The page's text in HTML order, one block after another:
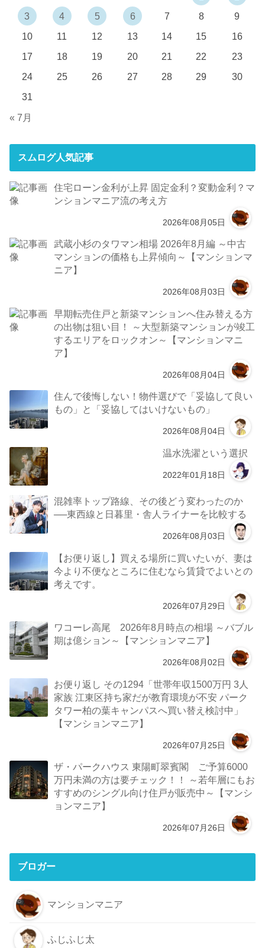
3
4 5 6 7 8
9
10
11 12 13 14 15
16
17
18 19 20 21 22
23
24
25 26 27 28 29
30
31
« 7月
スムログ人気記事
住宅ローン金利が上昇 固定金利？変動金利？マ
ンションマニア流の考え方
2026年08月05日
武蔵小杉のタワマン相場 2026年8月編 ～中古
マンションの価格も上昇傾向～【マンションマ
ニア】
2026年08月03日
早期転売住戸と新築マンションへ住み替える方
の出物は狙い目！ ～大型新築マンションが竣工
するエリアをロックオン～【マンションマニ
ア】
2026年08月04日
住んで後悔しない！物件選びで「妥協して良い
もの」と「妥協してはいけないもの」
2026年08月04日
温水洗濯という選択
2022年01月18日
混雑率トップ路線、その後どう変わったのか
──東西線と日暮里・舎人ライナーを比較する
2026年08月03日
【お便り返し】買える場所に買いたいが、妻は
今より不便なところに住むなら賃貸でよいとの
考えです。
2026年07月29日
ワコーレ高尾 2026年8月時点の相場 ～バブル
期は億ション～【マンションマニア】
2026年08月02日
お便り返し その1294「世帯年収1500万円 3人
家族 江東区持ち家だが教育環境が不安 パーク
タワー柏の葉キャンパスへ買い替え検討中」
【マンションマニア】
2026年07月25日
ザ・パークハウス 東陽町翠賓閣 ご予算6000
万円未満の方は要チェック！！ ～若年層にもお
すすめのシングル向け住戸が販売中～【マンシ
ョンマニア】
2026年07月26日
ブロガー
マンションマニア
ふじふじ太